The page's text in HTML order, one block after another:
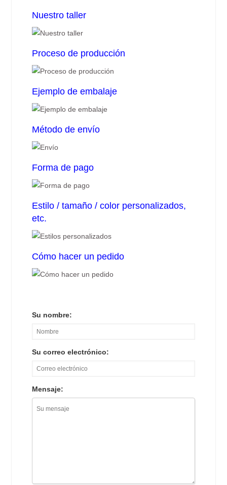
Nuestro taller
Proceso de producción
Ejemplo de embalaje
Método de envío
Forma de pago
Estilo / tamaño / color personalizados,
etc.
Cómo hacer un pedido
Su nombre:
Su correo electrónico:
Mensaje: